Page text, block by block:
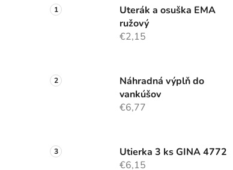
Uterák a osuška EMA
ružový
€2,15
Náhradná výplň do
vankúšov
€6,77
Utierka 3 ks GINA 4772
€6,15